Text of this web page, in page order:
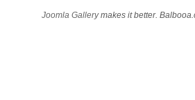
Joomla Gallerymakes it better.